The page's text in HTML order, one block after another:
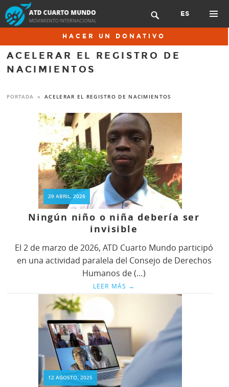
Skip
to
content
 ES
HACER UN DONATIVO
ACELERAR EL REGISTRO DE
NACIMIENTOS
PORTADA » ACELERAR EL REGISTRO DE NACIMIENTOS
29 ABRIL, 2026
Ningún niño o niña debería ser
invisible
El 2 de marzo de 2026, ATD Cuarto Mundo participó
en una actividad paralela del Consejo de Derechos
Humanos de (…)
LEER MÁS →
12 AGOSTO, 2025